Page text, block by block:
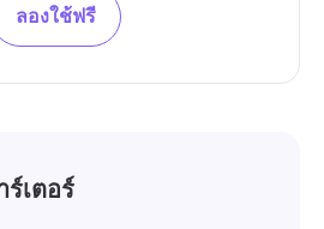
ลองใช้ฟรี
เตอร์